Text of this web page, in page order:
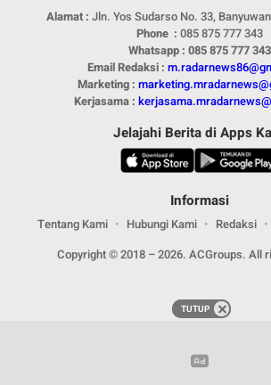
Alamat : Jln. Yos Sudarso No. 33,
Phone : 085 875 777 343
Whatsapp : 085 875 777 343
Email Redaksi :
Marketing :
Kerjasama :
Jelajahi Berita di Apps
Informasi
Tentang Kami Hubungi Kami Redaksi
Copyright © 2018 – 2026. ACGroups. All
TUTUP
TUTUP